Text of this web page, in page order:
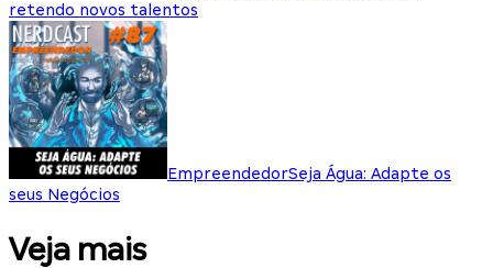
retendo novos talentos
EmpreendedorSeja Água: Adapte os
seus Negócios
Veja mais